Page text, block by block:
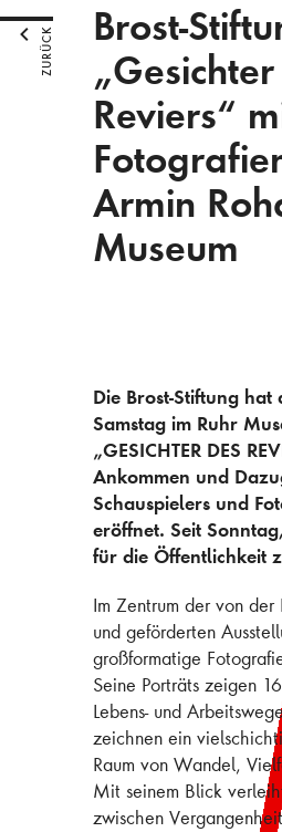
Brost-
Reviers“
Armin
Museum
Die Brost-Stiftung hat
Samstag im Ruhr
„GESICHTER DES
Ankommen und
Schauspielers und
eröffnet. Seit
für die Öffentlichkeit
Im Zentrum der von der
und geförderten
großformatige
Seine Porträts zeigen
Lebens- und
zeichnen ein
Raum von Wandel,
Mit seinem Blick
zwischen
ZURÜCK